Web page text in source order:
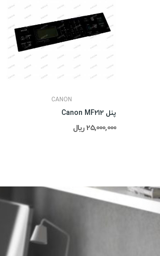
CANON
پنل Canon MF212
25,000,000 ریال